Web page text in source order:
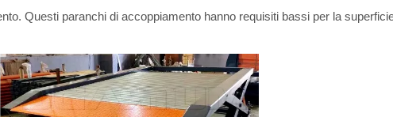
Questi paranchi di accoppiamento hanno requisiti bassi per la